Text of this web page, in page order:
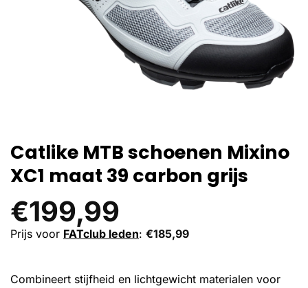
Catlike MTB schoenen Mixino
XC1 maat 39 carbon grijs
€199,99
Prijs voor FATclub leden: €185,99
Combineert stijfheid en lichtgewicht materialen voor